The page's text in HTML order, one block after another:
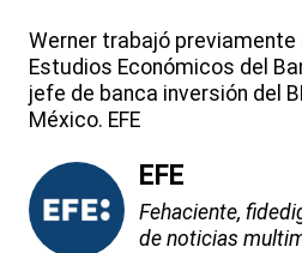
Werner trabajó
Estudios Económicos del
jefe de banca inversión del
México. EFE
EFE
Fehaciente,
de noticias